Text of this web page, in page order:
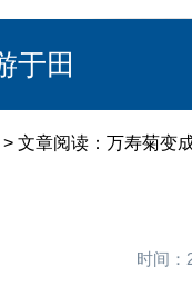
于田
> 文章阅读：万寿菊变
时间：